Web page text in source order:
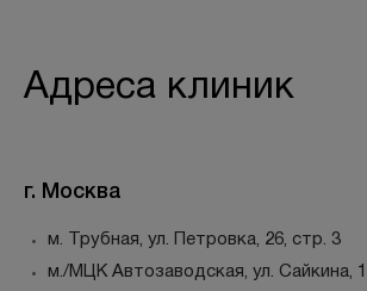
Адреса клиник
г. Москва
м. Трубная, ул. Петровка, 26, стр. 3
м./МЦК Автозаводская, ул. Сайкина,